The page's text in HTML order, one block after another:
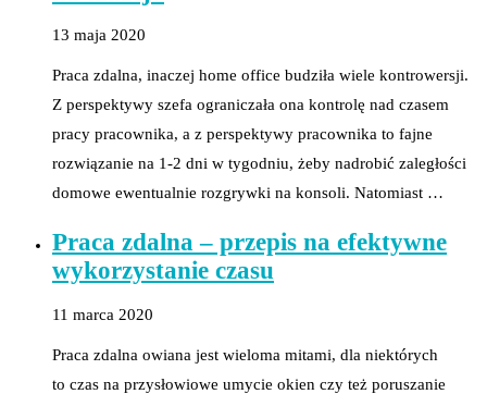
13 maja 2020
Praca zdalna, inaczej home office budziła wiele kontrowersji.
Z perspektywy szefa ograniczała ona kontrolę nad czasem
pracy pracownika, a z perspektywy pracownika to fajne
rozwiązanie na 1-2 dni w tygodniu, żeby nadrobić zaległości
domowe ewentualnie rozgrywki na konsoli. Natomiast …
Praca zdalna – przepis na efektywne
wykorzystanie czasu
11 marca 2020
Praca zdalna owiana jest wieloma mitami, dla niektórych
to czas na przysłowiowe umycie okien czy też poruszanie